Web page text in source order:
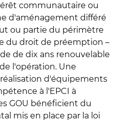
communautaire ou
d'aménagement différé
ou partie du périmètre
du droit de préemption –
de dix ans renouvelable
l'opération. Une
d'équipements
à l'EPCI à
GOU bénéficient du
mis en place par la loi